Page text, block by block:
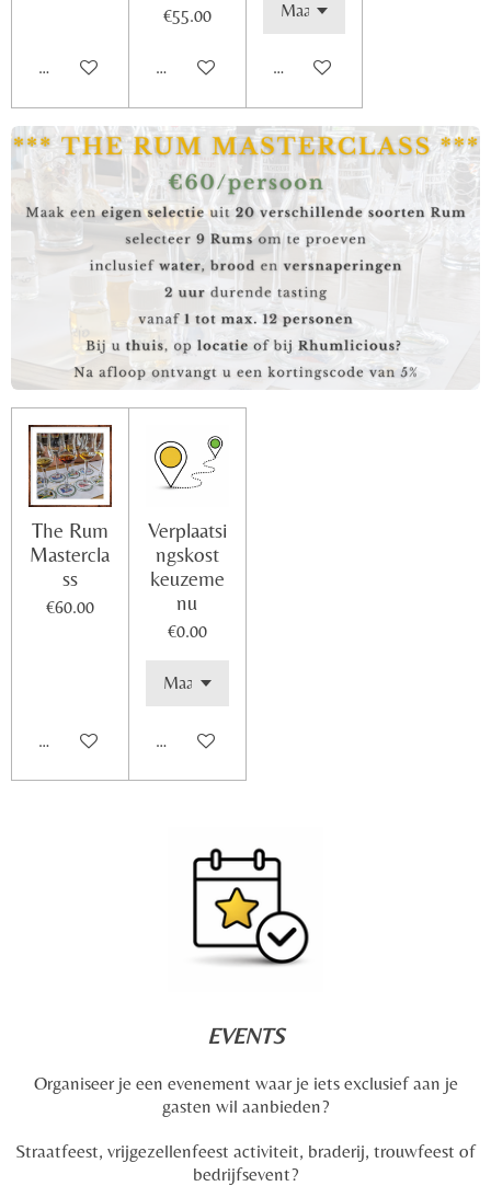
Add to cart
€55.00
Add to cart Add to cart
The Rum
Mastercla
ss
€60.00
Add to cart
Verplaatsi
ngskost
keuzeme
nu
€0.00
Add to cart
EVENTS
Organiseer je een evenement waar je iets exclusief aan je
gasten wil aanbieden?
Straatfeest, vrijgezellenfeest activiteit, braderij, trouwfeest of
bedrijfsevent?